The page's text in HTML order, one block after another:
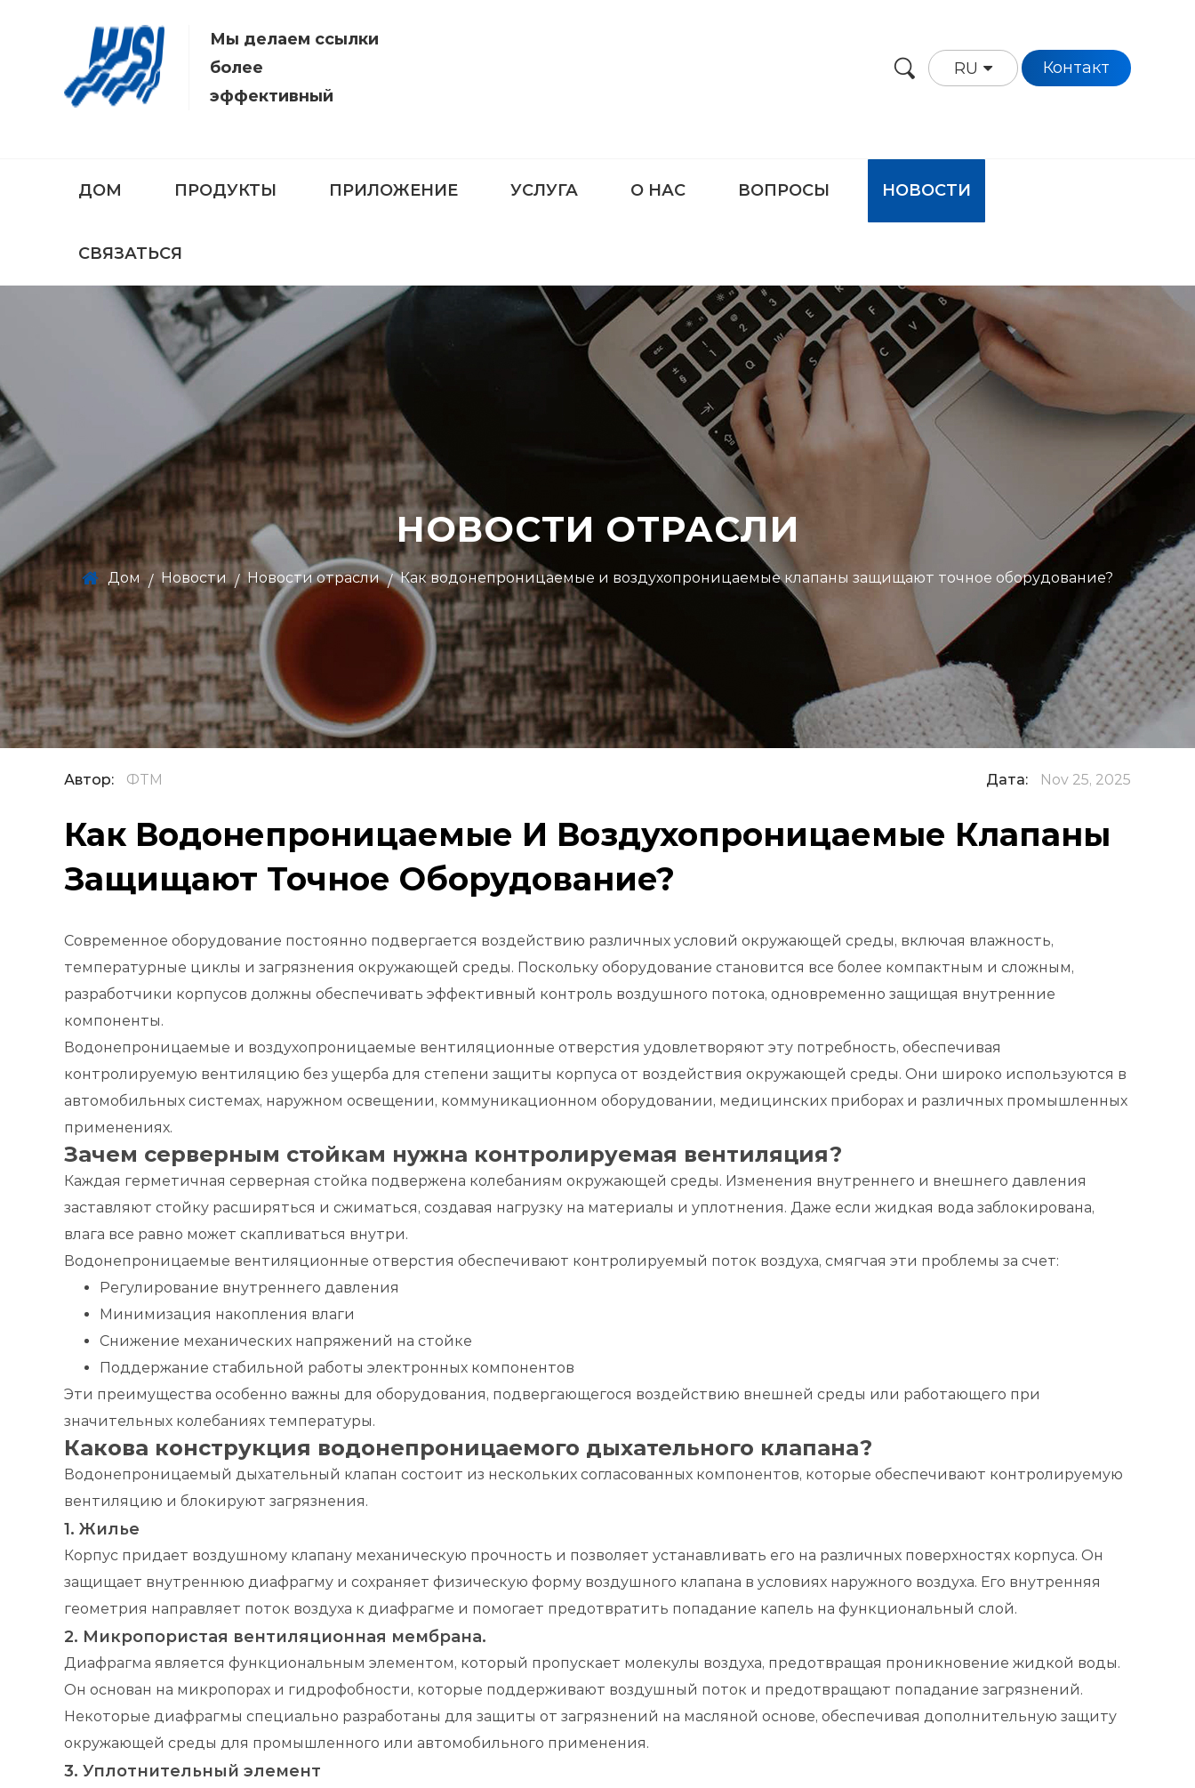
Мы делаем ссылки
более
эффективный
RU Контакт
ДОМ ПРОДУКТЫ ПРИЛОЖЕНИЕ УСЛУГА О НАС ВОПРОСЫ НОВОСТИ
СВЯЗАТЬСЯ
НОВОСТИ ОТРАСЛИ
Дом / Новости / Новости отрасли / Как водонепроницаемые и воздухопроницаемые клапаны защищают точное оборудование?
Автор: ФТМ Дата: Nov 25, 2025
Как Водонепроницаемые И Воздухопроницаемые Клапаны
Защищают Точное Оборудование?
Современное оборудование постоянно подвергается воздействию различных условий окружающей среды, включая влажность,
температурные циклы и загрязнения окружающей среды. Поскольку оборудование становится все более компактным и сложным,
разработчики корпусов должны обеспечивать эффективный контроль воздушного потока, одновременно защищая внутренние
компоненты.
Водонепроницаемые и воздухопроницаемые вентиляционные отверстия удовлетворяют эту потребность, обеспечивая
контролируемую вентиляцию без ущерба для степени защиты корпуса от воздействия окружающей среды. Они широко используются в
автомобильных системах, наружном освещении, коммуникационном оборудовании, медицинских приборах и различных промышленных
применениях.
Зачем серверным стойкам нужна контролируемая вентиляция?
Каждая герметичная серверная стойка подвержена колебаниям окружающей среды. Изменения внутреннего и внешнего давления
заставляют стойку расширяться и сжиматься, создавая нагрузку на материалы и уплотнения. Даже если жидкая вода заблокирована,
влага все равно может скапливаться внутри.
Водонепроницаемые вентиляционные отверстия обеспечивают контролируемый поток воздуха, смягчая эти проблемы за счет:
Регулирование внутреннего давления
Минимизация накопления влаги
Снижение механических напряжений на стойке
Поддержание стабильной работы электронных компонентов
Эти преимущества особенно важны для оборудования, подвергающегося воздействию внешней среды или работающего при
значительных колебаниях температуры.
Какова конструкция водонепроницаемого дыхательного клапана?
Водонепроницаемый дыхательный клапан состоит из нескольких согласованных компонентов, которые обеспечивают контролируемую
вентиляцию и блокируют загрязнения.
1. Жилье
Корпус придает воздушному клапану механическую прочность и позволяет устанавливать его на различных поверхностях корпуса. Он
защищает внутреннюю диафрагму и сохраняет физическую форму воздушного клапана в условиях наружного воздуха. Его внутренняя
геометрия направляет поток воздуха к диафрагме и помогает предотвратить попадание капель на функциональный слой.
2. Микропористая вентиляционная мембрана.
Диафрагма является функциональным элементом, который пропускает молекулы воздуха, предотвращая проникновение жидкой воды.
Он основан на микропорах и гидрофобности, которые поддерживают воздушный поток и предотвращают попадание загрязнений.
Некоторые диафрагмы специально разработаны для защиты от загрязнений на масляной основе, обеспечивая дополнительную защиту
окружающей среды для промышленного или автомобильного применения.
3. Уплотнительный элемент